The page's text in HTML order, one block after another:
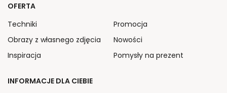
OFERTA
Techniki
Obrazy z własnego zdjęcia
Inspiracja
Promocja
Nowości
Pomysły na prezent
INFORMACJE DLA CIEBIE